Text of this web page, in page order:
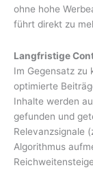
ohne hohe
führt direkt zu
Langfristige
Im Gegensatz zu
optimierte
Inhalte werden
gefunden und
Relevanzsignale
Algorithmus